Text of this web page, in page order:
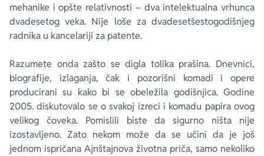
mehanike i opšte relativnosti – dva intelektualna vrhunca
dvadesetog veka. Nije loše za dvadesetšestogodišnjeg
radnika u kancelariji za patente.
Razumete onda zašto se digla tolika prašina. Dnevnici,
biografije, izlaganja, čak i pozorišni komadi i opere
producirani su kako bi se obeležila godišnjica. Godine
2005. diskutovalo se o svakoj izreci i komadu papira ovog
velikog čoveka. Pomislili biste da sigurno ništa nije
izostavljeno. Zato nekom može da se učini da je još
jednom ispričana Ajnštajnova životna priča, samo nekoliko